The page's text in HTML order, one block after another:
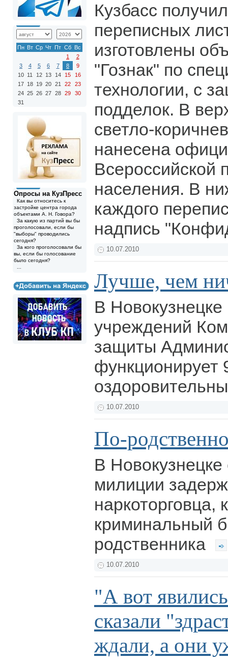
Пн Вт Ср Чт Пт Сб Вс
1
2
3
4 5 6 7 8
9
10 11 12 13 14 15
16
17 18 19 20 21 22
23
24 25 26 27 28 29
30
31
Опросы на КузПресс
Как вы относитесь к
застройке центра города
объектами А. Н. Говора?
За какую из партий вы бы
проголосовали, если бы
"выборы" проводились
сегодня?
За кого проголосовали бы
вы, если бы голосование
было сегодня?
Кузбасс
переписных
изготовлены
"Гознак" по
технологии, с
подделок. В
светло-
нанесена
Всероссийской
населения. В
каждого
надпись
10.07.2010
Лучше, чем
В Новокузнецке
учреждений
защиты
функционирует
10.07.2010
По-
В Новокузнецке
милиции
наркоторговца,
криминальный
родственника
10.07.2010
"А вот
сказали
ждали, а они